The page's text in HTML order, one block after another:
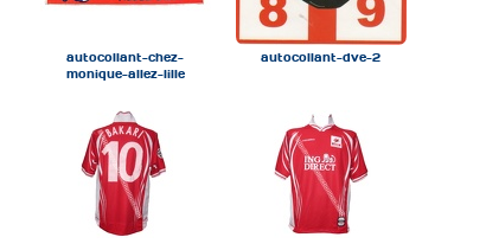
autocollant-chez-
monique-allez-lille
autocollant-dve-2